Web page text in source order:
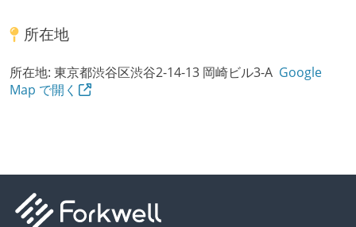
所在地
所在地: 東京都渋谷区渋谷2-14-13 岡崎ビル3-A Google
Map で開く